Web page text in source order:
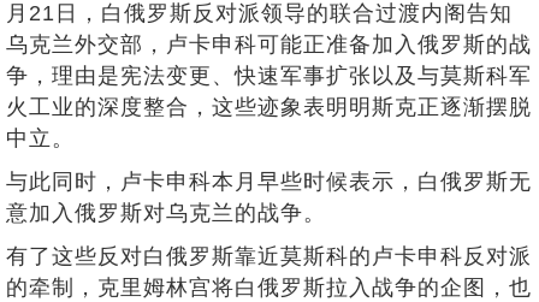
月21日，白俄罗斯反对派领导的联合过渡内阁告知
乌克兰外交部，卢卡申科可能正准备加入俄罗斯的战
争，理由是宪法变更、快速军事扩张以及与莫斯科军
火工业的深度整合，这些迹象表明明斯克正逐渐摆脱
中立。
与此同时，卢卡申科本月早些时候表示，白俄罗斯无
意加入俄罗斯对乌克兰的战争。
有了这些反对白俄罗斯靠近莫斯科的卢卡申科反对派
的牵制，克里姆林宫将白俄罗斯拉入战争的企图，也